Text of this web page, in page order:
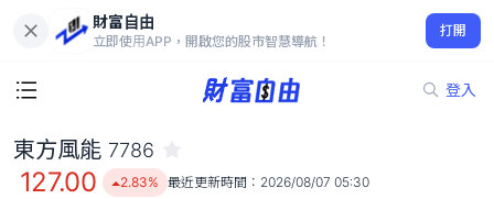
財富自由
立即使用APP，開啟您的股市智慧導航！
打開
登入
127.00
2.83%
東方風能 7786
127.00 2.83% 最近更新時間： 2026/08/07 05:30